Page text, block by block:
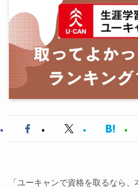
「ユーキャンで資格を取るなら